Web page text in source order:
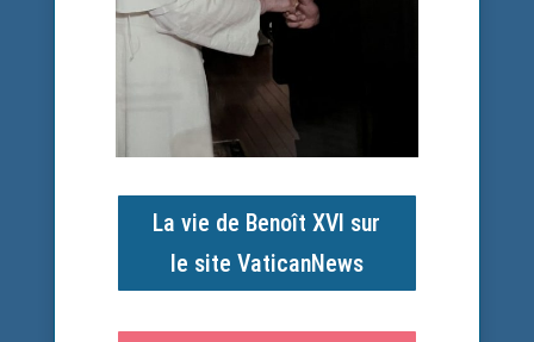
La vie de Benoît XVI sur
le site VaticanNews